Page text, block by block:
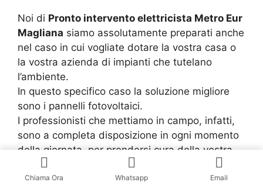
Noi di Pronto intervento elettricista Metro Eur
Magliana siamo assolutamente preparati anche
nel caso in cui vogliate dotare la vostra casa o
la vostra azienda di impianti che tutelano
l’ambiente.
In questo specifico caso la soluzione migliore
sono i pannelli fotovoltaici.
I professionisti che mettiamo in campo, infatti,
sono a completa disposizione in ogni momento
della giornata, per prendersi cura della vostra
abitazione installando solo ed esclusivamente
impianti fotovoltaici di prima qualità.
Chiama Ora Whatsapp Email